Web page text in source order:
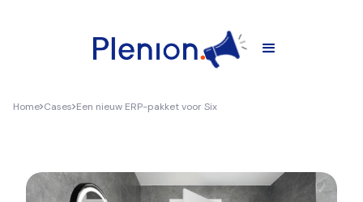
Home Cases Een nieuw ERP-pakket voor Six